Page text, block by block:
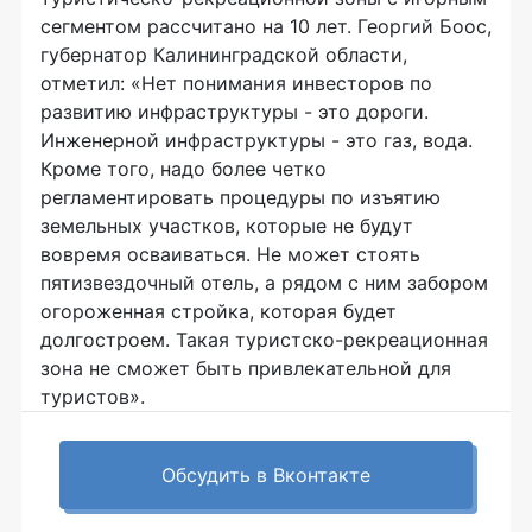
сегментом рассчитано на 10 лет. Георгий Боос,
губернатор Калининградской области,
отметил: «Нет понимания инвесторов по
развитию инфраструктуры - это дороги.
Инженерной инфраструктуры - это газ, вода.
Кроме того, надо более четко
регламентировать процедуры по изъятию
земельных участков, которые не будут
вовремя осваиваться. Не может стоять
пятизвездочный отель, а рядом с ним забором
огороженная стройка, которая будет
долгостроем. Такая туристско-рекреационная
зона не сможет быть привлекательной для
туристов».
Обсудить в Вконтакте